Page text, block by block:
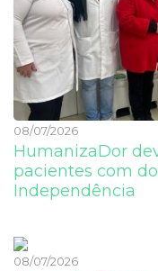
08/07/2026
HumanizaDor
pacientes com
Independência
08/07/2026